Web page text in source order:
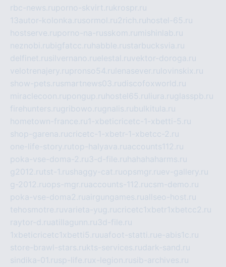
rbc-news.ruporno-skvirt.rukrospr.ru
13autor-kolonka.rusormol.ru2rich.ru hostel-65.ru
hostserve.ruporno-na-russkom.ru mishinlab.ru
neznobi.rubigfatcc.ru habble.rustarbucksvia.ru
delfinet.rusilvernano.ruelestal.ruvektor-doroga.ru
velotrenajery.rupronso54.ru lenasever.ru lovinskix.ru
show-pets.rusmartnews03.rudiscofoxworld.ru
miraclecoon.rupongup.ru hostel65.ru liura.ruglasspb.ru
firehunters.rugribowo.rugnalis.rubulkitula.ru
hometown-france.ru1-xbeticricetc-1-xbetti-5.ru
shop-garena.rucricetc-1-xbetr-1-xbetcc-2.ru
one-life-story.rutop-halyava.ruaccounts112.ru
poka-vse-doma-2.ru3-d-file.ru hahahaharms.ru
g2012.rutst-1.rushaggy-cat.ruopsmgr.ruev-gallery.ru
g-2012.ruops-mgr.ruaccounts-112.rucsm-demo.ru
poka-vse-doma2.ruairgungames.ruallseo-host.ru
tehosmotre.ruvarieta-yug.rucricetc1xbetr1xbetcc2.ru
raytor-d.ruatillagunn.ru3d-file.ru
1xbeticricetc1xbetti5.ruuafoot-statti.rue-abis1c.ru
store-brawl-stars.rukts-services.rudark-sand.ru
sindika-01.rusp-life.rux-legion.rusib-archives.ru